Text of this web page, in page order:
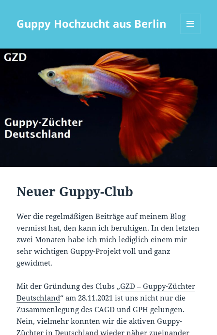
Guppy Hochzucht aus Berlin
Neuer Guppy-Club
Wer die regelmäßigen Beiträge auf meinem Blog
vermisst hat, den kann ich beruhigen. In den letzten
zwei Monaten habe ich mich lediglich einem mir
sehr wichtigen Guppy-Projekt voll und ganz
gewidmet.
Mit der Gründung des Clubs „GZD – Guppy-Züchter
Deutschland“ am 28.11.2021 ist uns nicht nur die
Zusammenlegung des CAGD und GPH gelungen.
Nein, vielmehr konnten wir die aktiven Guppy-
Züchter in Deutschland wieder näher zueinander